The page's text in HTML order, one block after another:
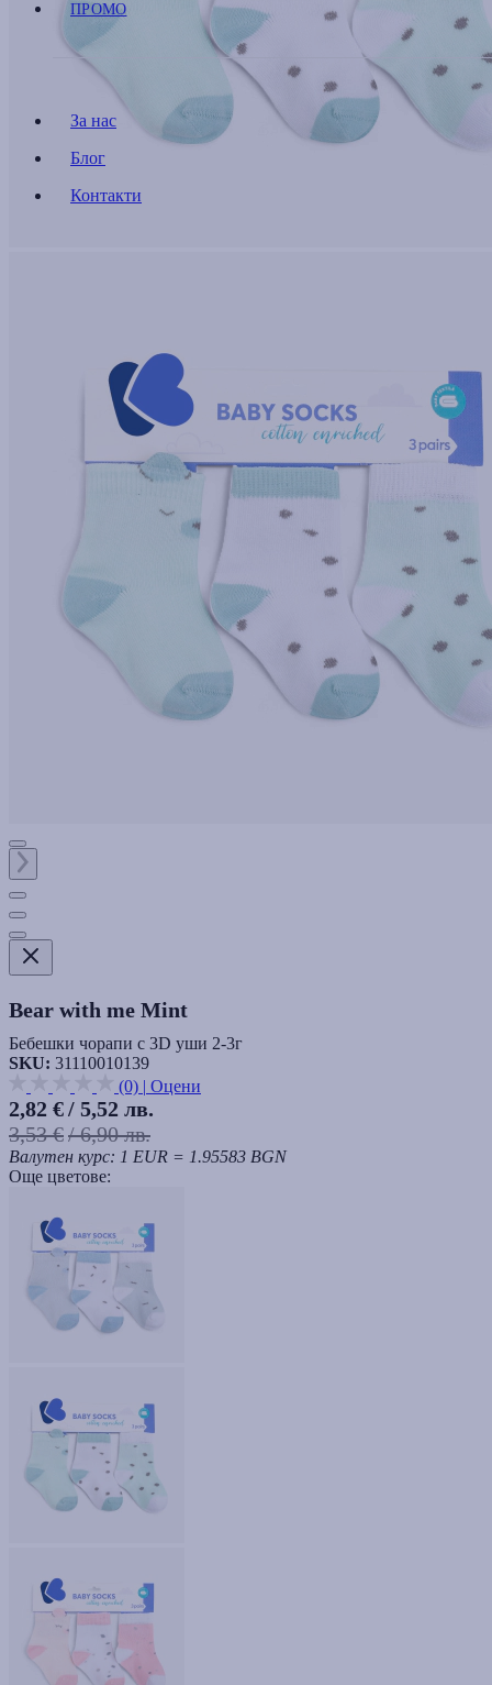
ПРОМО
За нас
Блог
Контакти
Bear with me Mint
Бебешки чорапи с 3D уши 2-3г
SKU: 31110010139
(0) | Оцени
2,82 €/ 5,52 лв.
3,53 €/ 6,90 лв.
Валутен курс: 1 EUR = 1.95583 BGN
Още цветове: